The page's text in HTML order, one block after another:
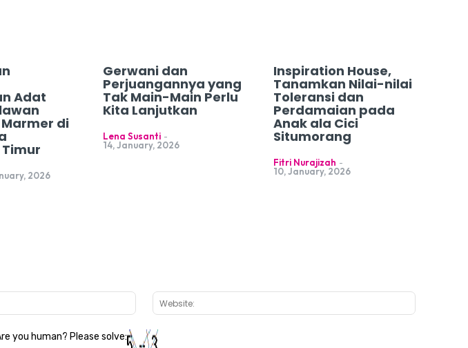
Adat
di
2026
Gerwani dan
Perjuangannya yang
Tak Main-Main Perlu
Kita Lanjutkan
Lena Susanti -
14, January, 2026
Inspiration House,
Tanamkan Nilai-nilai
Toleransi dan
Perdamaian pada
Anak ala Cici
Situmorang
Fitri Nurajizah -
10, January, 2026
Email:*
you human? Please solve: